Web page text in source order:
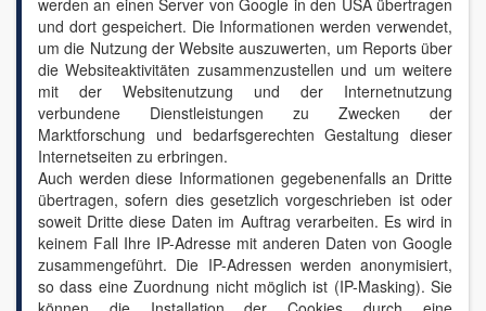
werden an einen Server von Google in den USA übertragen
und dort gespeichert. Die Informationen werden verwendet,
um die Nutzung der Website auszuwerten, um Reports über
die Websiteaktivitäten zusammenzustellen und um weitere
mit der Websitenutzung und der Internetnutzung
verbundene Dienstleistungen zu Zwecken der
Marktforschung und bedarfsgerechten Gestaltung dieser
Internetseiten zu erbringen.
Auch werden diese Informationen gegebenenfalls an Dritte
übertragen, sofern dies gesetzlich vorgeschrieben ist oder
soweit Dritte diese Daten im Auftrag verarbeiten. Es wird in
keinem Fall Ihre IP-Adresse mit anderen Daten von Google
zusammengeführt. Die IP-Adressen werden anonymisiert,
so dass eine Zuordnung nicht möglich ist (IP-Masking). Sie